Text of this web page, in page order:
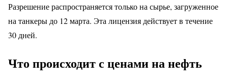
Разрешение распространяется только на сырье, загруженное
на танкеры до 12 марта. Эта лицензия действует в течение
30 дней.
Что происходит с ценами на нефть